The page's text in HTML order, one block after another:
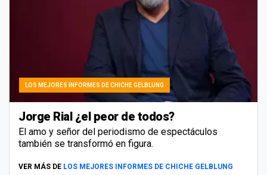
LOS MEJORES INFORMES DE CHICHE GELBLUNG
Jorge Rial ¿el peor de todos?
El amo y señor del periodismo de espectáculos
también se transformó en figura.
VER MÁS DE LOS MEJORES INFORMES DE CHICHE GELBLUNG